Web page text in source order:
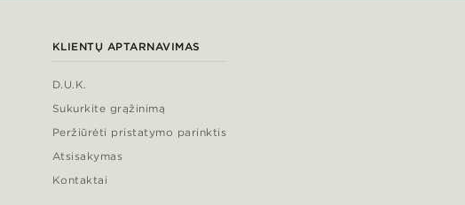
KLIENTŲ APTARNAVIMAS
D.U.K.
Sukurkite grąžinimą
Peržiūrėti pristatymo parinktis
Atsisakymas
Kontaktai